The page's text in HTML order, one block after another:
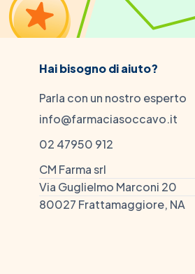
Hai bisogno di aiuto?
Parla con un nostro esperto
info@farmaciasoccavo.it
02 47950 912
CM Farma srl
Via Guglielmo Marconi 20
80027 Frattamaggiore, NA